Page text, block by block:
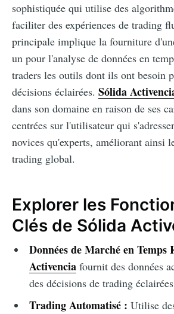
sophistiquée qui utilise des
faciliter des expériences de trading
principale implique la fourniture
un pour l'analyse de données en
traders les outils dont ils ont besoin
décisions éclairées. Sólida
dans son domaine en raison de ses
centrées sur l'utilisateur qui
novices qu'experts, améliorant ainsi
trading global.
Explorer les
Clés de Sólida
Données de Marché en Temps
Activenciafournit des données
des décisions de trading
Trading Automatisé : Utilise